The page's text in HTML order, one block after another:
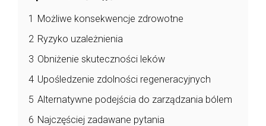
1 Możliwe konsekwencje zdrowotne
2 Ryzyko uzależnienia
3 Obniżenie skuteczności leków
4 Upośledzenie zdolności regeneracyjnych
5 Alternatywne podejścia do zarządzania bólem
6 Najczęściej zadawane pytania